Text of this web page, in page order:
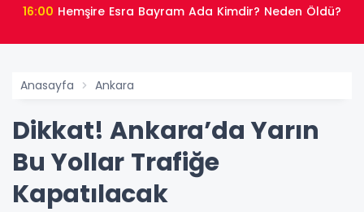
16:00 Hemşire Esra Bayram Ada Kimdir? Neden Öldü?
Anasayfa Ankara
Dikkat! Ankara’da Yarın
Bu Yollar Trafiğe
Kapatılacak